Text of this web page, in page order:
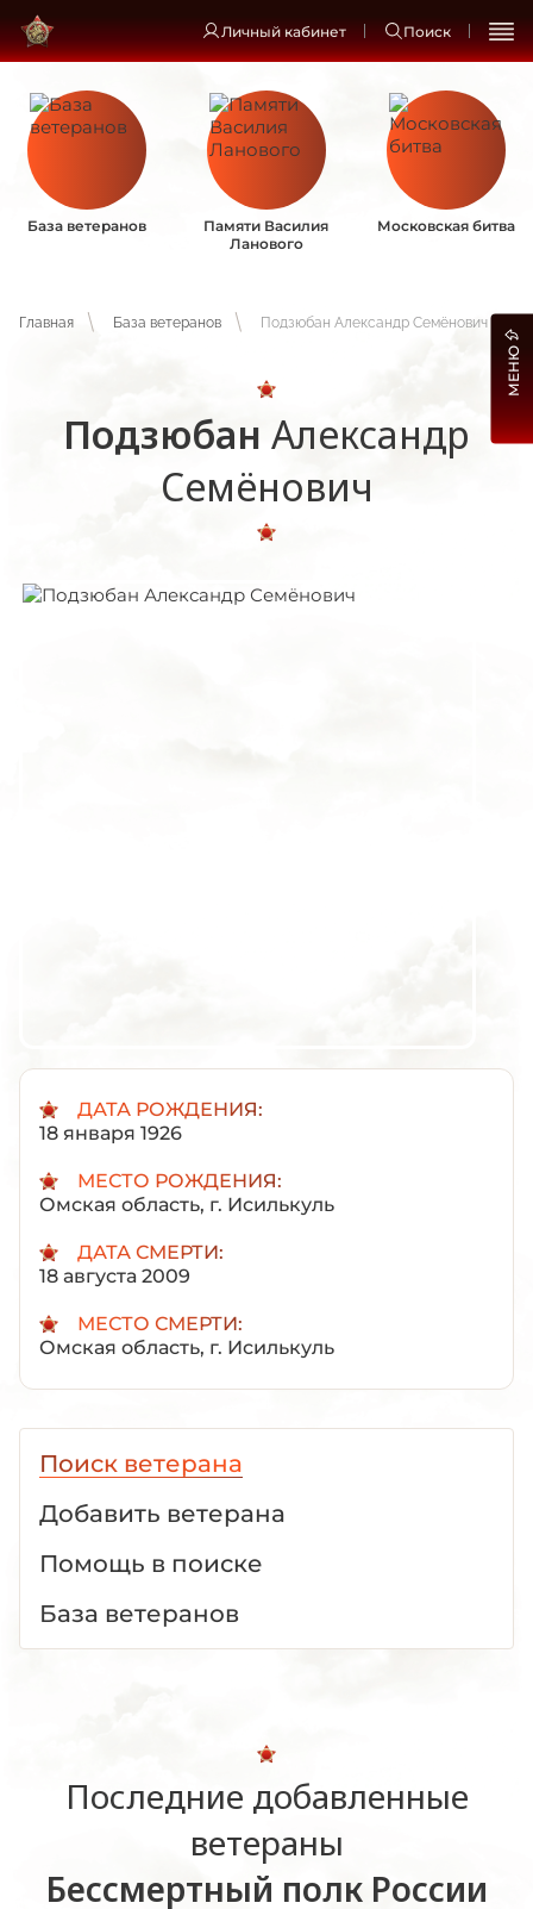
Личный кабинет Поиск
База ветеранов
Памяти Василия
Ланового
Московская битва
Главная База ветеранов Подзюбан Александр Семёнович
Подзюбан Александр
Семёнович
ДАТА РОЖДЕНИЯ:
18 января 1926
МЕСТО РОЖДЕНИЯ:
Омская область, г. Исилькуль
ДАТА СМЕРТИ:
18 августа 2009
МЕСТО СМЕРТИ:
Омская область, г. Исилькуль
Поиск ветерана
Добавить ветерана
Помощь в поиске
База ветеранов
Последние добавленные
ветераны
Бессмертный полк России
МЕНЮ